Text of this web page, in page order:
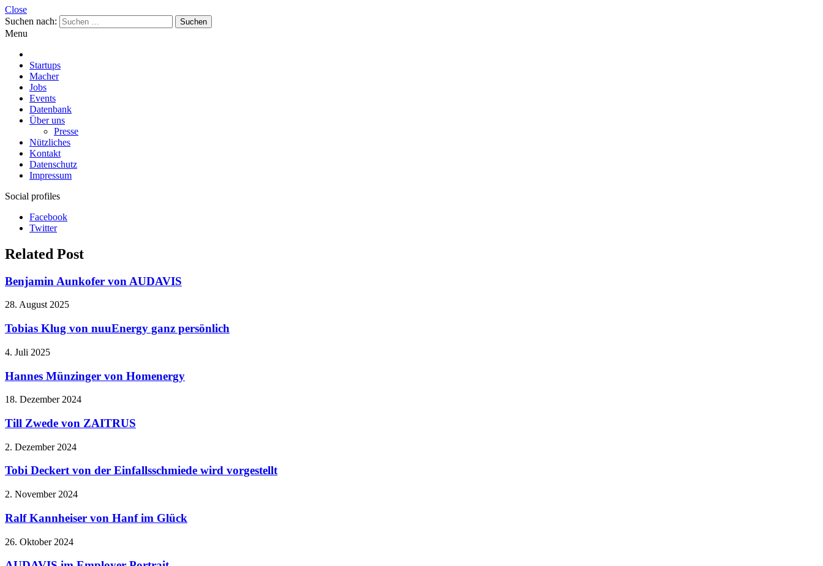
Close
Suchen nach:
Menu
Startups
Macher
Jobs
Events
Datenbank
Über uns
Presse
Nützliches
Kontakt
Datenschutz
Impressum
Social profiles
Facebook
Twitter
Related Post
Benjamin Aunkofer von AUDAVIS
28. August 2025
Tobias Klug von nuuEnergy ganz persönlich
4. Juli 2025
Hannes Münzinger von Homenergy
18. Dezember 2024
Till Zwede von ZAITRUS
2. Dezember 2024
Tobi Deckert von der Einfallsschmiede wird vorgestellt
2. November 2024
Ralf Kannheiser von Hanf im Glück
26. Oktober 2024